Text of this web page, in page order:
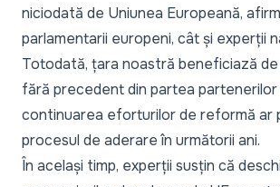
niciodată de Uniunea Europeană,
parlamentarii europeni, cât și experții
Totodată, țara noastră beneficiază
fără precedent din partea partenerilor
continuarea eforturilor de reformă ar
procesul de aderare în următorii ani.
În același timp, experții susțin că